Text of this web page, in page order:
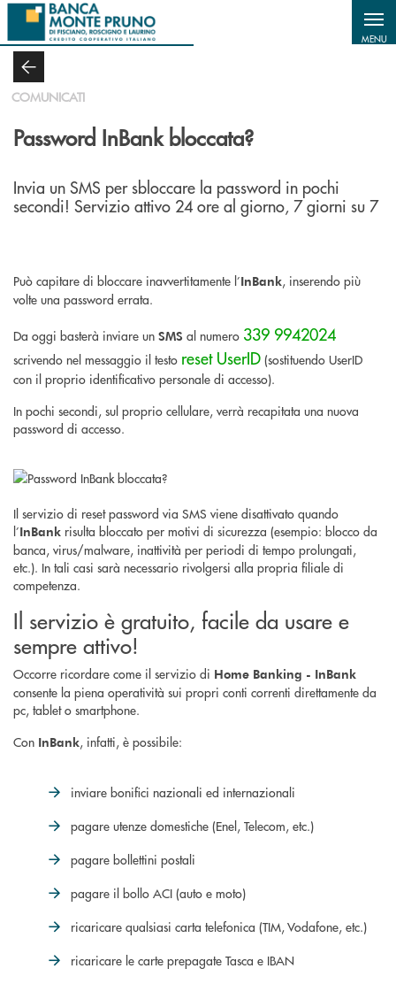
Salta al contenuto principale
MENU
COMUNICATI
Password InBank bloccata?
Invia un SMS per sbloccare la password in pochi
secondi! Servizio attivo 24 ore al giorno, 7 giorni su 7
Può capitare di bloccare inavvertitamente l’InBank, inserendo più
volte una password errata.
Da oggi basterà inviare un SMS al numero 339 9942024
scrivendo nel messaggio il testo reset UserID (sostituendo UserID
con il proprio identificativo personale di accesso).
In pochi secondi, sul proprio cellulare, verrà recapitata una nuova
password di accesso.
Il servizio di reset password via SMS viene disattivato quando
l’InBank risulta bloccato per motivi di sicurezza (esempio: blocco da
banca, virus/malware, inattività per periodi di tempo prolungati,
etc.). In tali casi sarà necessario rivolgersi alla propria filiale di
competenza.
Il servizio è gratuito, facile da usare e
sempre attivo!
Occorre ricordare come il servizio di Home Banking - InBank
consente la piena operatività sui propri conti correnti direttamente da
pc, tablet o smartphone.
Con InBank, infatti, è possibile:
inviare bonifici nazionali ed internazionali
pagare utenze domestiche (Enel, Telecom, etc.)
pagare bollettini postali
pagare il bollo ACI (auto e moto)
ricaricare qualsiasi carta telefonica (TIM, Vodafone, etc.)
ricaricare le carte prepagate Tasca e IBAN